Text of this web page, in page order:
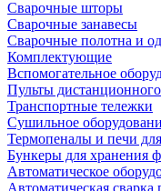
Сварочные шторы
Сварочные занавесы
Сварочные полотна и
Комплектующие
Вспомогательное
Пульты
Транспортные тележки
Сушильное
Термопеналы и печи
Бункеры для хранения
Автоматическое
Автоматическая